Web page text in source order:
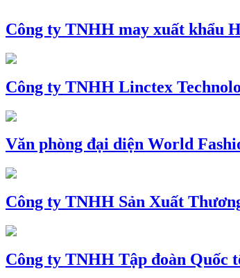
Công ty TNHH may xuất khẩu
Công ty TNHH Linctex
Văn phòng đại diện World
Công ty TNHH Sản Xuất
Công ty TNHH Tập đoàn Quốc